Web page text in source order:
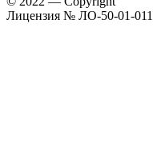
Лицензия № ЛО-50-01-